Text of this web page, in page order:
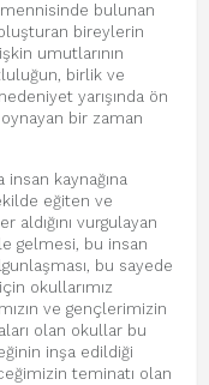
bulunan
bireylerin
umutlarının
birlik ve
yarışında ön
bir zaman
insan kaynağına
eğiten ve
aldığını vurgulayan
gelmesi, bu insan
bu sayede
okullarımız
ve gençlerimizin
olan okullar bu
inşa edildiği
teminatı olan